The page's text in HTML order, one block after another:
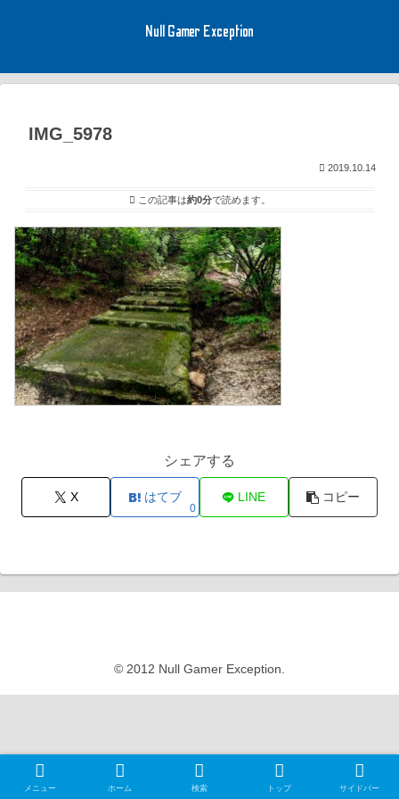
Null Gamer Exception
IMG_5978
2019.10.14
この記事は約0分で読めます。
シェアする
X はてブ
0
LINE コピー
© 2012 Null Gamer Exception.
メニュー ホーム 検索 トップ サイドバー